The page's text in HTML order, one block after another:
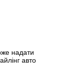
надати
авто